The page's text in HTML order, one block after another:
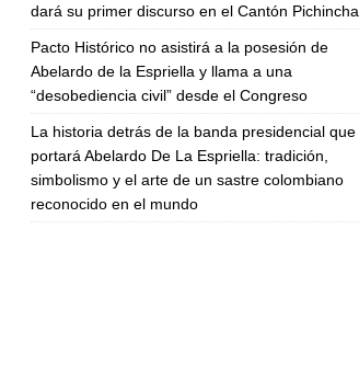
dará su primer discurso en el Cantón Pichincha
Pacto Histórico no asistirá a la posesión de
Abelardo de la Espriella y llama a una
“desobediencia civil” desde el Congreso
La historia detrás de la banda presidencial que
portará Abelardo De La Espriella: tradición,
simbolismo y el arte de un sastre colombiano
reconocido en el mundo